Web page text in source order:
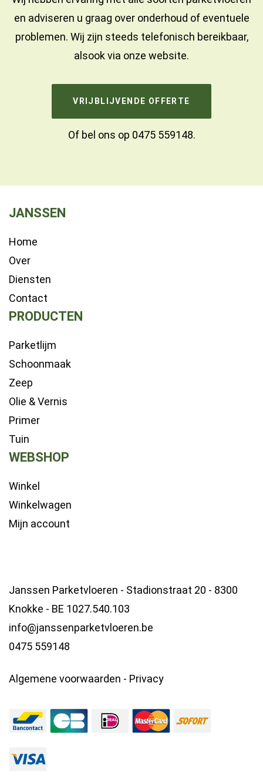
en adviseren u graag over onderhoud of eventuele
problemen. Wij zijn steeds telefonisch bereikbaar,
alsook via onze website.
VRIJBLIJVENDE OFFERTE
Of bel ons op 0475 559148.
JANSSEN
Home
Over
Diensten
Contact
PRODUCTEN
Parketlijm
Schoonmaak
Zeep
Olie & Vernis
Primer
Tuin
WEBSHOP
Winkel
Winkelwagen
Mijn account
Janssen Parketvloeren - Stadionstraat 20 - 8300
Knokke - BE 1027.540.103
info@janssenparketvloeren.be
0475 559148
Algemene voorwaarden - Privacy